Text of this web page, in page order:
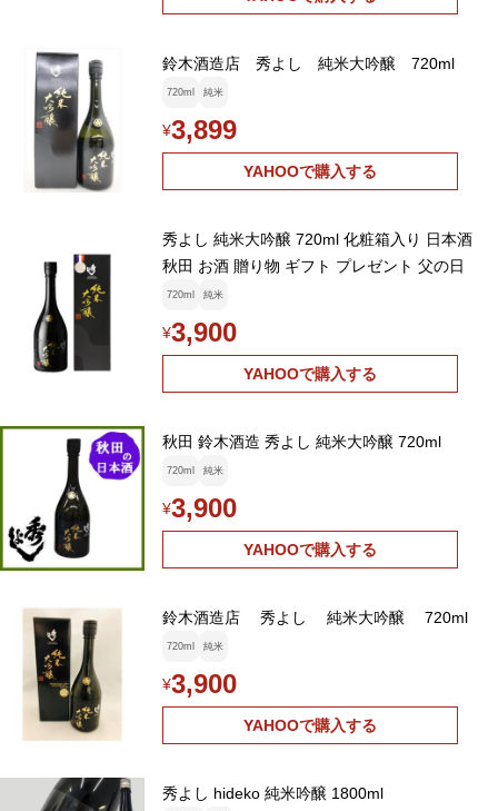
鈴木酒造店 秀よし 純米大吟醸 720ml
720ml 純米
¥3,899
YAHOOで購入する
秀よし 純米大吟醸 720ml 化粧箱入り 日本酒
秋田 お酒 贈り物 ギフト プレゼント 父の日
720ml 純米
¥3,900
YAHOOで購入する
秋田 鈴木酒造 秀よし 純米大吟醸 720ml
720ml 純米
¥3,900
YAHOOで購入する
鈴木酒造店 秀よし 純米大吟醸 720ml
720ml 純米
¥3,900
YAHOOで購入する
秀よし hideko 純米吟醸 1800ml